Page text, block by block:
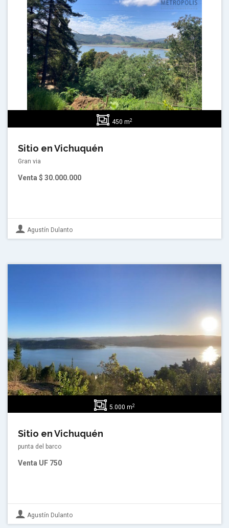
450 m2
Sitio en Vichuquén
Gran via
Venta $ 30.000.000
Agustín Dulanto
5.000 m2
Sitio en Vichuquén
punta del barco
Venta UF 750
Agustín Dulanto